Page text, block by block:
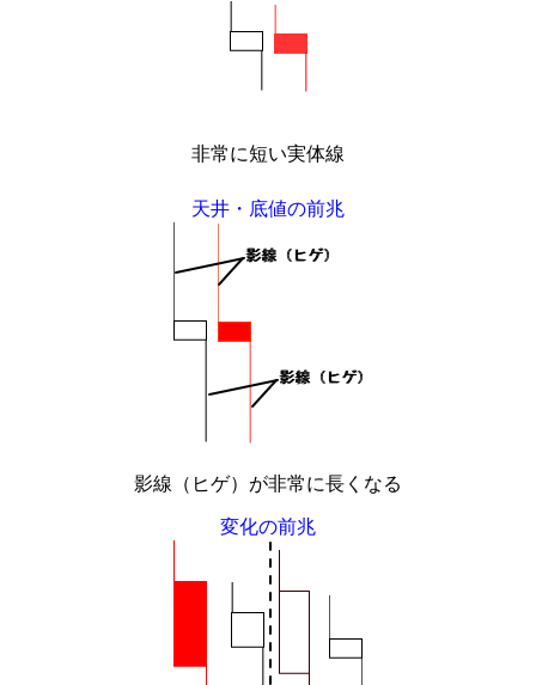
非常に短い実体線
天井・底値の前兆
影線（ヒゲ）が非常に長くなる
変化の前兆